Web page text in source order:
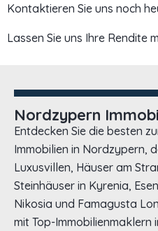
Kontaktieren Sie uns noch
Lassen Sie uns Ihre Rendite
Nordzypern
Entdecken Sie die besten
Immobilien in Nordzypern,
Luxusvillen, Häuser am
Steinhäuser in Kyrenia,
Nikosia und Famagusta
mit Top-Immobilienmaklern